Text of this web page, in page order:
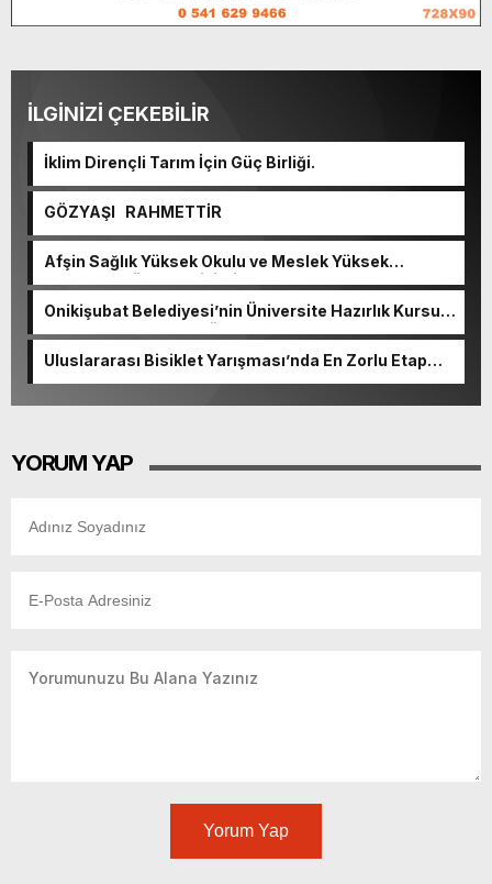
İLGİNİZİ ÇEKEBİLİR
İklim Dirençli Tarım İçin Güç Birliği.
GÖZYAŞI RAHMETTİR
Afşin Sağlık Yüksek Okulu ve Meslek Yüksek
Okulunda görev değişimi!
Onikişubat Belediyesi’nin Üniversite Hazırlık Kursu
başvurularında son gün 7 Ağustos.
Uluslararası Bisiklet Yarışması’nda En Zorlu Etap
YORUM YAP
Yorum Yap